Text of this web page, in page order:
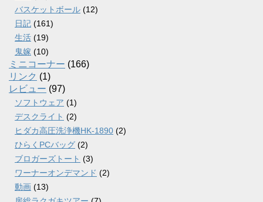
バスケットボール (12)
日記 (161)
生活 (19)
鬼嫁 (10)
ミニコーナー (166)
リンク (1)
レビュー (97)
ソフトウェア (1)
デスクライト (2)
ヒダカ高圧洗浄機HK-1890 (2)
ひらくPCバッグ (2)
ブロガーズトート (3)
ワーナーオンデマンド (2)
動画 (13)